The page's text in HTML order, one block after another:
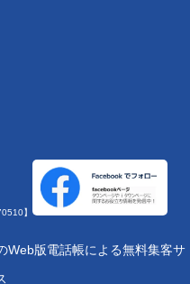
】
Web版電話帳による無料集客サ